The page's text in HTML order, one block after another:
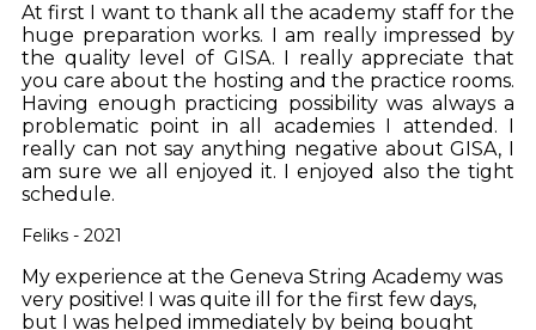
At first I want to thank all the academy staff for the
huge preparation works. I am really impressed by
the quality level of GISA. I really appreciate that
you care about the hosting and the practice rooms.
Having enough practicing possibility was always a
problematic point in all academies I attended. I
really can not say anything negative about GISA, I
am sure we all enjoyed it. I enjoyed also the tight
schedule.
Feliks - 2021
My experience at the Geneva String Academy was
very positive! I was quite ill for the first few days,
but I was helped immediately by being bought